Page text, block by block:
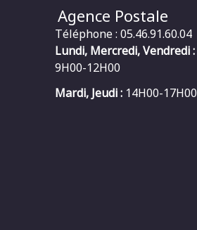
Agence Postale
Téléphone : 05.46.91.60.04
Lundi, Mercredi, Vendredi :
9H00-12H00
Mardi, Jeudi : 14H00-17H00